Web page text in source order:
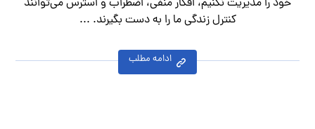
کنترل زندگی ما را به دست بگیرند. ...
ادامه مطلب